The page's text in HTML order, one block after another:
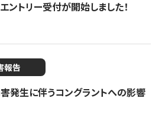
トリー受付が開始しました！
報告
害発生に伴うコングラントへの影響